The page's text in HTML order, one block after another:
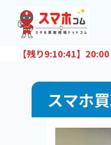
【残り9:10:40】20:00
スマホ